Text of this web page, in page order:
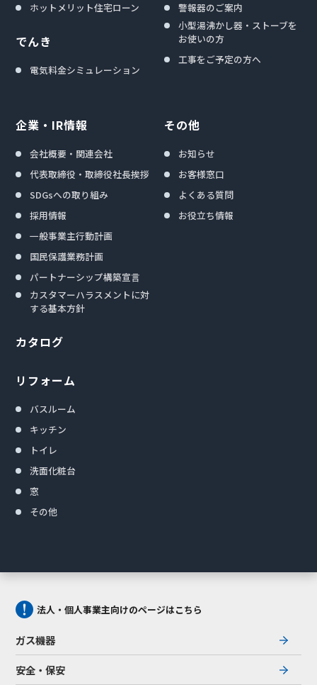
ホットメリット住宅ローン
でんき
電気料金シミュレーション
警報器のご案内
小型湯沸かし器・ストーブを
お使いの方
工事をご予定の方へ
企業・IR情報
会社概要・関連会社
代表取締役・取締役社長挨拶
SDGsへの取り組み
採用情報
一般事業主行動計画
国民保護業務計画
パートナーシップ構築宣言
カスタマーハラスメントに対
する基本方針
カタログ
リフォーム
バスルーム
キッチン
トイレ
洗面化粧台
窓
その他
その他
お知らせ
お客様窓口
よくある質問
お役立ち情報
法人・個人事業主向けのページはこちら
ガス機器
安全・保安